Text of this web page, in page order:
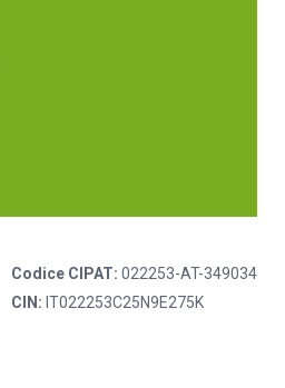
Codice CIPAT: 022253-AT-349034
CIN: IT022253C25N9E275K